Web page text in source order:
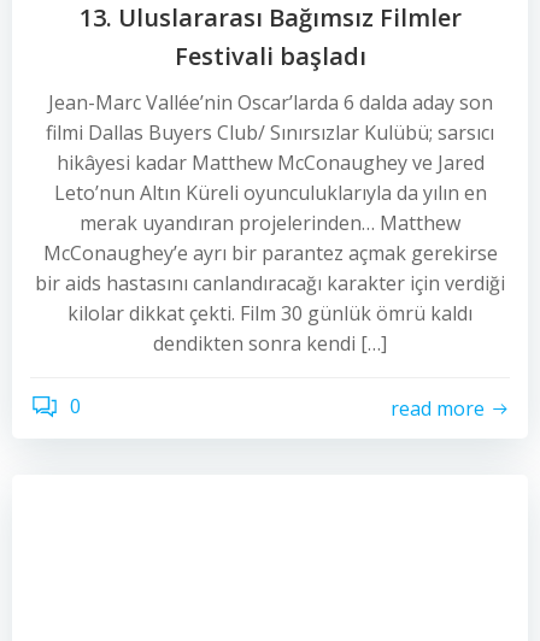
13. Uluslararası Bağımsız Filmler
Festivali başladı
Jean-Marc Vallée’nin Oscar’larda 6 dalda aday son
filmi Dallas Buyers Club/ Sınırsızlar Kulübü; sarsıcı
hikâyesi kadar Matthew McConaughey ve Jared
Leto’nun Altın Küreli oyunculuklarıyla da yılın en
merak uyandıran projelerinden… Matthew
McConaughey’e ayrı bir parantez açmak gerekirse
bir aids hastasını canlandıracağı karakter için verdiği
kilolar dikkat çekti. Film 30 günlük ömrü kaldı
dendikten sonra kendi […]
0 read more